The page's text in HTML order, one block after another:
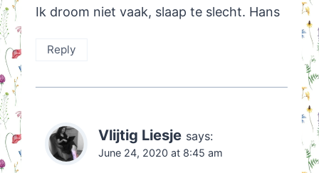
Ik droom niet vaak, slaap te slecht. Hans
Reply
Vlijtig Liesje says:
June 24, 2020 at 8:45 am